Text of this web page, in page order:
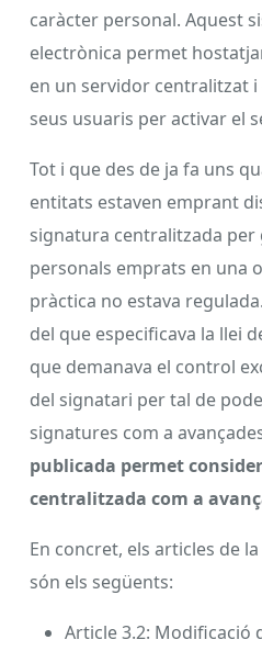
caràcter personal. Aquest
electrònica permet
en un servidor centralitzat
seus usuaris per activar el
Tot i que des de ja fa uns
entitats estaven emprant
signatura centralitzada
personals emprats en una
pràctica no estava
del que especificava la llei
que demanava el control
del signatari per tal de
signatures com a
publicada permet
centralitzada com a
En concret, els articles de
són els següents:
Article 3.2: Modificació